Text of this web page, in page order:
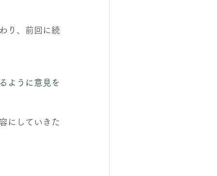
り、前回に続
ように意見を
にしていきた